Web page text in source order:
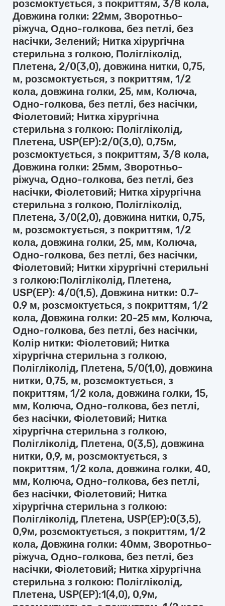
розсмоктується, з покриттям, 3/8 кола,
Довжина голки: 22мм, Зворотньо-
ріжуча, Одно-голкова, без петлі, без
насічки, Зелений; Нитка хірургічна
стерильна з голкою, Полігліколід,
Плетена, 2/0(3,0), довжина нитки, 0,75,
м, розсмоктується, з покриттям, 1/2
кола, довжина голки, 25, мм, Колюча,
Одно-голкова, без петлі, без насічки,
Фіолетовий; Нитка хірургічна
стерильна з голкою: Полігліколід,
Плетена, USP(EP):2/0(3,0), 0,75м,
розсмоктується, з покриттям, 3/8 кола,
Довжина голки: 25мм, Зворотньо-
ріжуча, Одно-голкова, без петлі, без
насічки, Фіолетовий; Нитка хірургічна
стерильна з голкою, Полігліколід,
Плетена, 3/0(2,0), довжина нитки, 0,75,
м, розсмоктується, з покриттям, 1/2
кола, довжина голки, 25, мм, Колюча,
Одно-голкова, без петлі, без насічки,
Фіолетовий; Нитки хірургічні стерильні
з голкою:Полігліколід, Плетена,
USP(EP): 4/0(1,5), Довжина нитки: 0.7-
0.9 м, розсмоктується, з покриттям, 1/2
кола, Довжина голки: 20-25 мм, Колюча,
Одно-голкова, без петлі, без насічки,
Колір нитки: Фіолетовий; Нитка
хірургічна стерильна з голкою,
Полігліколід, Плетена, 5/0(1,0), довжина
нитки, 0,75, м, розсмоктується, з
покриттям, 1/2 кола, довжина голки, 15,
мм, Колюча, Одно-голкова, без петлі,
без насічки, Фіолетовий; Нитка
хірургічна стерильна з голкою,
Полігліколід, Плетена, 0(3,5), довжина
нитки, 0,9, м, розсмоктується, з
покриттям, 1/2 кола, довжина голки, 40,
мм, Колюча, Одно-голкова, без петлі,
без насічки, Фіолетовий; Нитка
хірургічна стерильна з голкою:
Полігліколід, Плетена, USP(EP):0(3,5),
0,9м, розсмоктується, з покриттям, 1/2
кола, Довжина голки: 40мм, Зворотньо-
ріжуча, Одно-голкова, без петлі, без
насічки, Фіолетовий; Нитка хірургічна
стерильна з голкою: Полігліколід,
Плетена, USP(EP):1(4,0), 0,9м,